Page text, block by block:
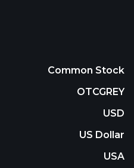
Common Stock
OTCGREY
USD
US Dollar
USA